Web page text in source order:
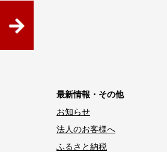
最新情報・その他
お知らせ
法人のお客様へ
ふるさと納税